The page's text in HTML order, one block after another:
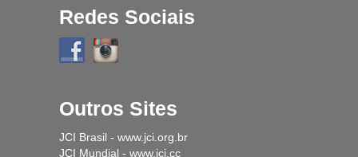
Redes Sociais
Outros Sites
JCI Brasil - www.jci.org.br
JCI Mundial - www.jci.cc